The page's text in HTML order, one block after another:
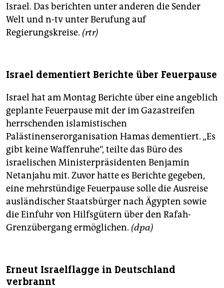
Israel. Das berichten unter anderen die Sender
Welt und n-tv unter Berufung auf
Regierungskreise. (rtr)
Israel dementiert Berichte über Feuerpause
Israel hat am Montag Berichte über eine angeblich
geplante Feuerpause mit der im Gazastreifen
herrschenden islamistischen
Palästinenserorganisation Hamas dementiert. „Es
gibt keine Waffenruhe“, teilte das Büro des
israelischen Ministerpräsidenten Benjamin
Netanjahu mit. Zuvor hatte es Berichte gegeben,
eine mehrstündige Feuerpause solle die Ausreise
ausländischer Staatsbürger nach Ägypten sowie
die Einfuhr von Hilfsgütern über den Rafah-
Grenzübergang ermöglichen. (dpa)
Erneut Israelflagge in Deutschland
verbrannt